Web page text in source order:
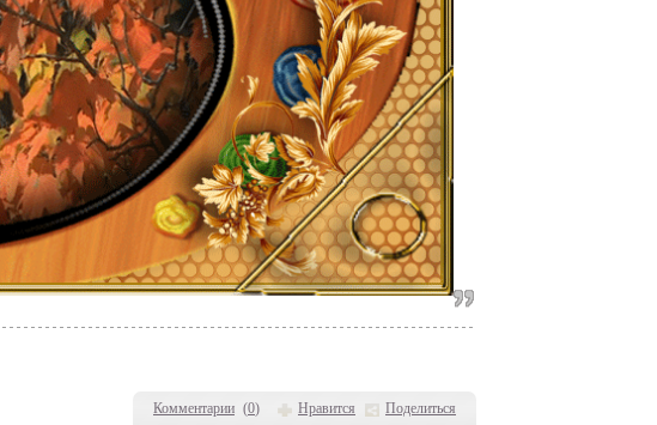
Комментарии (0) Нравится Поделиться